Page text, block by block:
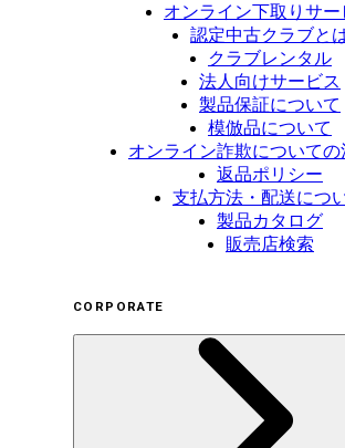
オンライン下取りサー
認定中古クラブと
クラブレンタル
法人向けサービス
製品保証について
模倣品について
オンライン詐欺についての
返品ポリシー
支払方法・配送につ
製品カタログ
販売店検索
CORPORATE